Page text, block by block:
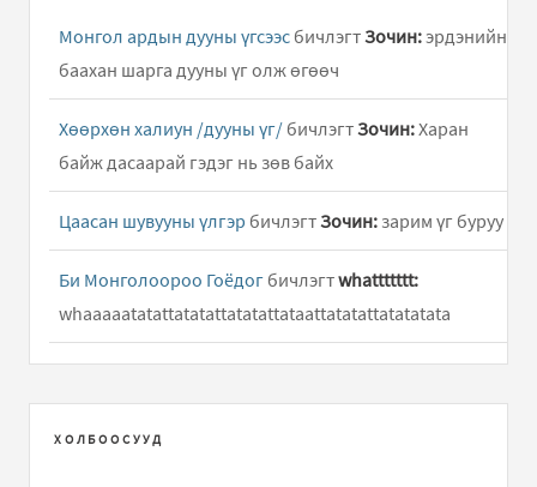
Монгол ардын дууны үгсээс бичлэгтЗочин:эрдэнийн
баахан шарга дууны үг олж өгөөч
Хөөрхөн халиун /дууны үг/ бичлэгтЗочин:Харан
байж дасаарай гэдэг нь зөв байх
Цаасан шувууны үлгэр бичлэгтЗочин: зарим үг буруу
Би Монголоороо Гоёдог бичлэгтwhattttttt:
whaaaaatatattatatattatatattataattatatattatatatata
duuny ug ni dutuu ym
ХОЛБООСУУД